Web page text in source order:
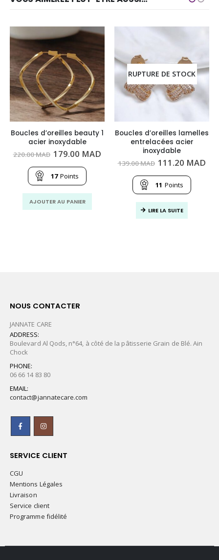
Boucles d’oreilles beauty 1
acier inoxydable
220.00MAD Le
initial
était :
220.00
MAD.
179.00 MAD
actuel
17 Points
AJOUTER AU PANIER
RUPTURE DE STOCK
Boucles d’oreilles lamelles
entrelacées acier
inoxydable
139.00MAD Le
initial
était :
139.00
MAD.
111.20 MAD
11 Points
LIRE LA SUITE
NOUS CONTACTER
JANNATE CARE
ADDRESS:
Boulevard Al Qods, n°64, à côté de la pâtisserie Grain de Blé. Ain
Chock
PHONE:
06 66 14 83 80
EMAIL:
contact@jannatecare.com
SERVICE CLIENT
CGU
Mentions Légales
Livraison
Service client
Programme fidélité